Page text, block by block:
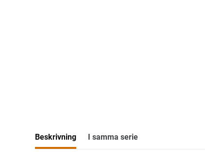
Beskrivning I samma serie